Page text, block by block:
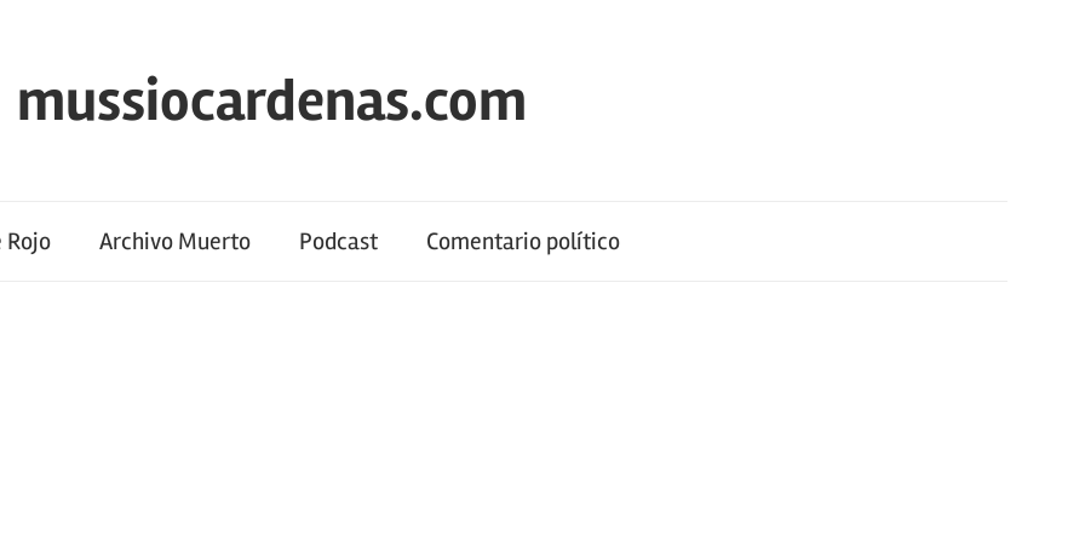
mussiocardenas.com
Archivo Muerto Podcast Comentario político